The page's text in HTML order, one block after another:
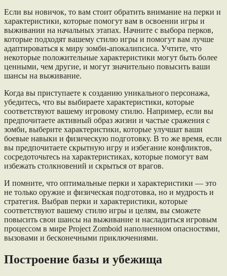
Если вы новичок, то вам стоит обратить внимание на перки и
характеристики, которые помогут вам в освоении игры и
выживании на начальных этапах. Начните с выбора перков,
которые подходят вашему стилю игры и помогут вам лучше
адаптироваться к миру зомби-апокалипсиса. Учтите, что
некоторые положительные характеристики могут быть более
ценными, чем другие, и могут значительно повысить ваши
шансы на выживание.
Когда вы приступаете к созданию уникального персонажа,
убедитесь, что вы выбираете характеристики, которые
соответствуют вашему игровому стилю. Например, если вы
предпочитаете активный образ жизни и частые сражения с
зомби, выберите характеристики, которые улучшат ваши
боевые навыки и физическую подготовку. В то же время, если
вы предпочитаете скрытную игру и избегание конфликтов,
сосредоточьтесь на характеристиках, которые помогут вам
избежать столкновений и скрыться от врагов.
И помните, что оптимальные перки и характеристики — это
не только оружие и физическая подготовка, но и мудрость и
стратегия. Выбрав перки и характеристики, которые
соответствуют вашему стилю игры и целям, вы сможете
повысить свои шансы на выживание и насладиться игровым
процессом в мире Project Zomboid наполненном опасностями,
вызовами и бесконечными приключениями.
Построение базы и убежища